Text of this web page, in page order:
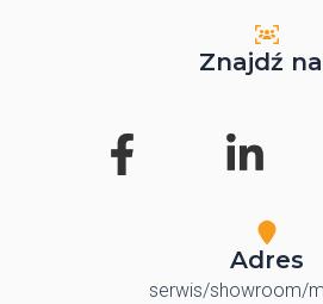
Znajdź
Adres
serwis/showroom/